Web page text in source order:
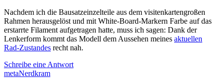
Nachdem ich die Bausatzeinzelteile aus dem visitenkartengroßen
Rahmen herausgelöst und mit White-Board-Markern Farbe auf das
erstarrte Filament aufgetragen hatte, muss ich sagen: Dank der
Lenkerform kommt das Modell dem Aussehen meines aktuellen
Rad-Zustandes recht nah.
Schreibe eine Antwort
metaNerdkram